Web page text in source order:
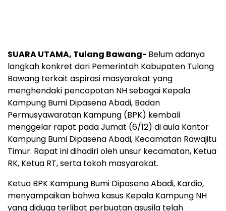
SUARA UTAMA, Tulang Bawang- Belum adanya
langkah konkret dari Pemerintah Kabupaten Tulang
Bawang terkait aspirasi masyarakat yang
menghendaki pencopotan NH sebagai Kepala
Kampung Bumi Dipasena Abadi, Badan
Permusyawaratan Kampung (BPK) kembali
menggelar rapat pada Jumat (6/12) di aula Kantor
Kampung Bumi Dipasena Abadi, Kecamatan Rawajitu
Timur. Rapat ini dihadiri oleh unsur kecamatan, Ketua
RK, Ketua RT, serta tokoh masyarakat.
Ketua BPK Kampung Bumi Dipasena Abadi, Kardio,
menyampaikan bahwa kasus Kepala Kampung NH
yang diduga terlibat perbuatan asusila telah